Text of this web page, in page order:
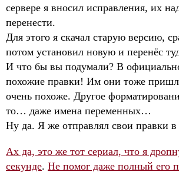
сервере я вносил исправления, их
перенести.
Для этого я скачал старую версию,
потом установил новую и перенёс
И что бы вы подумали? В
похожие правки! Им они тоже
очень похоже. Другое
то… даже имена переменных…
Ну да. Я же отправлял свои правки в
Ах да, это же тот сериал, что я
секунде. Не помог даже полный его